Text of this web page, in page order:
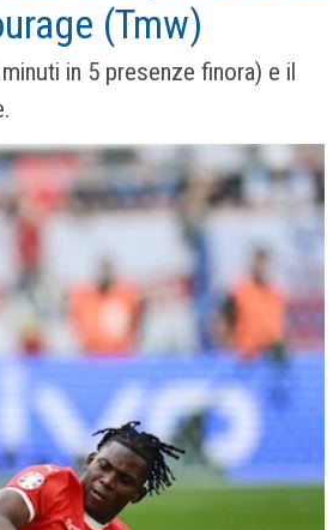
(Tmw)
in 5 presenze finora) e il